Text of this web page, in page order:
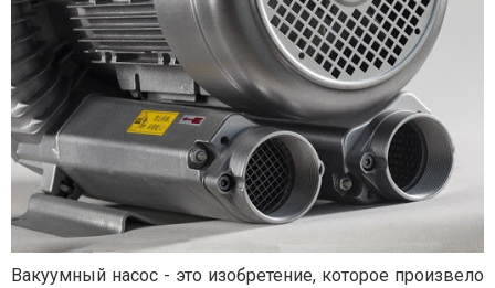
Вакуумный насос - это изобретение, которое произвело